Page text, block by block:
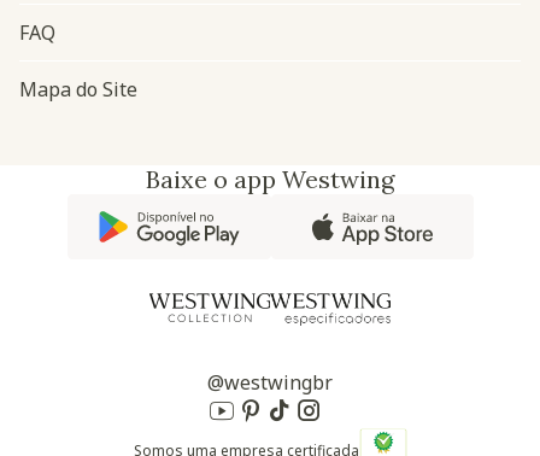
FAQ
Mapa do Site
Baixe o app Westwing
@westwingbr
Somos uma empresa certificada